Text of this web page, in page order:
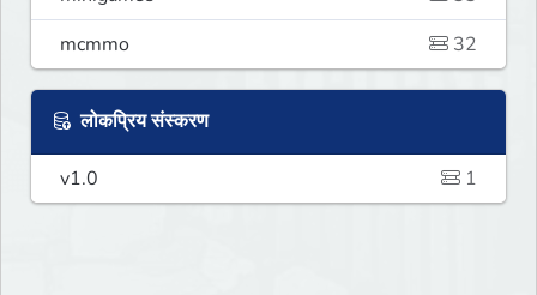
mcmmo
32
लोकप्रिय संस्करण
v1.0 1